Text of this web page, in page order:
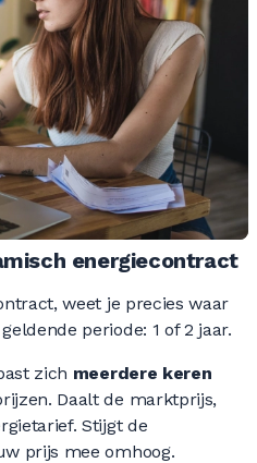
energiecontract
weet je precies waar
periode: 1 of 2 jaar.
zich meerdere keren
Daalt de marktprijs,
Stijgt de
prijs mee omhoog.